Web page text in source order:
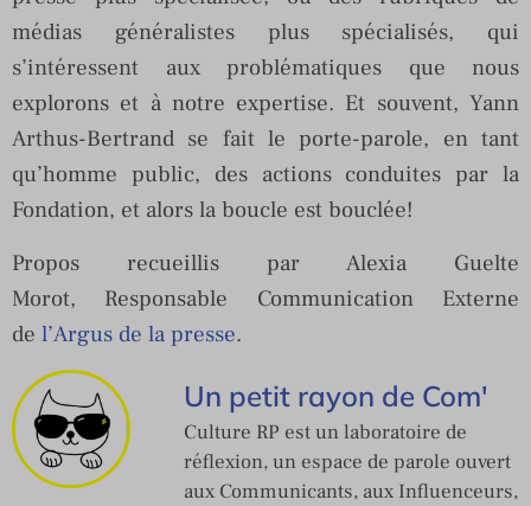
médias généralistes plus spécialisés, qui
s’intéressent aux problématiques que nous
explorons et à notre expertise. Et souvent, Yann
Arthus-Bertrand se fait le porte-parole, en tant
qu’homme public, des actions conduites par la
Fondation, et alors la boucle est bouclée!
Propos recueillis parAlexia Guelte
Morot, Responsable Communication Externe
de l’Argus de la presse.
Un petit rayon de Com'
Culture RP est un laboratoire de
réflexion, un espace de parole ouvert
aux Communicants, aux Influenceurs,